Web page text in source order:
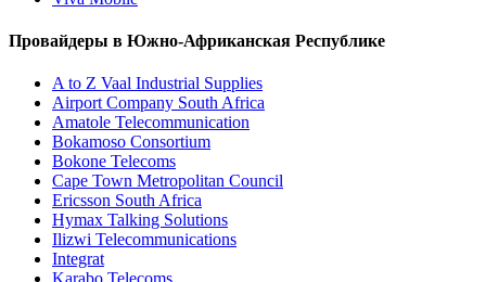
Провайдеры в Южно-Африканская Республике
A to Z Vaal Industrial Supplies
Airport Company South Africa
Amatole Telecommunication
Bokamoso Consortium
Bokone Telecoms
Cape Town Metropolitan Council
Ericsson South Africa
Hymax Talking Solutions
Ilizwi Telecommunications
Integrat